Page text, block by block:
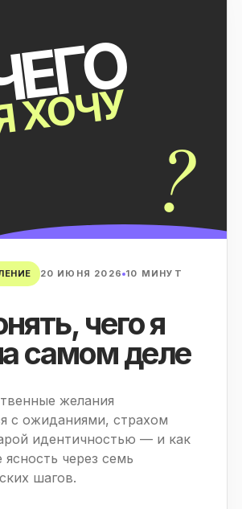
20 ИЮНЯ 2026 10 МИНУТ
чего я
самом деле
желания
с ожиданиями, страхом
идентичностью — и как
ясность через семь
шагов.
ХОЧУ ?